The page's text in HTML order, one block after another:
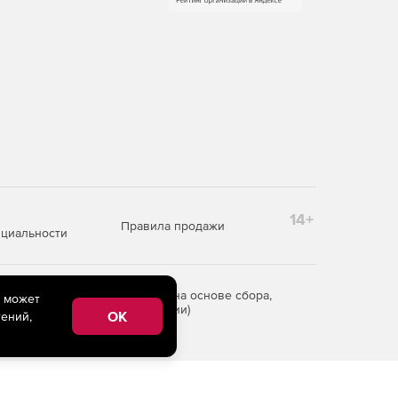
Правила продажи 14+
информации на основе сбора,
Российской Федерации)
может
OK